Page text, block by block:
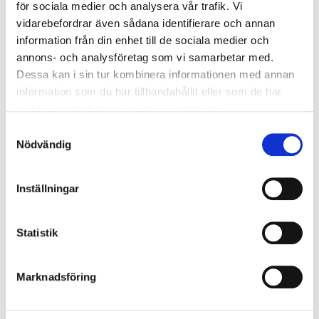
för sociala medier och analysera vår trafik. Vi
vidarebefordrar även sådana identifierare och annan
information från din enhet till de sociala medier och
annons- och analysföretag som vi samarbetar med.
Dessa kan i sin tur kombinera informationen med annan
information som du har tillhandahållit eller som de har
Nödvändig
Inställningar
Statistik
Marknadsföring
Køb nu